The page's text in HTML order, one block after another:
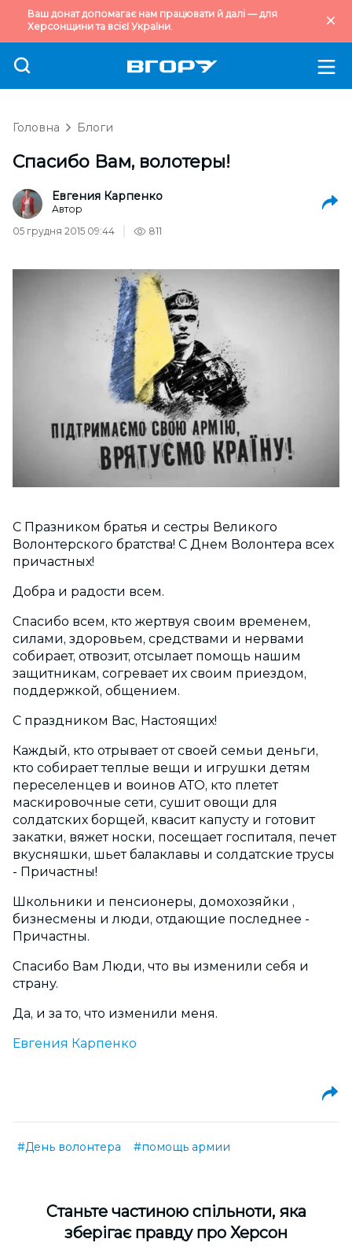
Ваш донат допомагає нам працювати й далі — для
Херсонщини та всієї України.
Головна Блоги
Спасибо Вам, волотеры!
Евгения Карпенко
Автор
05 грудня 2015 09:44
811
С Празником братья и сестры Великого
Волонтерского братства! С Днем Волонтера всех
причастных!
Добра и радости всем.
Спасибо всем, кто жертвуя своим временем,
силами, здоровьем, средствами и нервами
собирает, отвозит, отсылает помощь нашим
защитникам, согревает их своим приездом,
поддержкой, общением.
С праздником Вас, Настоящих!
Каждый, кто отрывает от своей семьи деньги,
кто собирает теплые вещи и игрушки детям
переселенцев и воинов АТО, кто плетет
маскировочные сети, сушит овощи для
солдатских борщей, квасит капусту и готовит
закатки, вяжет носки, посещает госпиталя, печет
вкусняшки, шьет балаклавы и солдатские трусы
- Причастны!
Школьники и пенсионеры, домохозяйки ,
бизнесмены и люди, отдающие последнее -
Причастны.
Спасибо Вам Люди, что вы изменили себя и
страну.
Да, и за то, что изменили меня.
Евгения Карпенко
#День волонтера #помощь армии
Cтаньте частиною спільноти, яка
зберігає правду про Херсон